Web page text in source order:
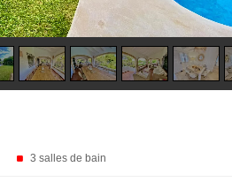
3 salles de bain